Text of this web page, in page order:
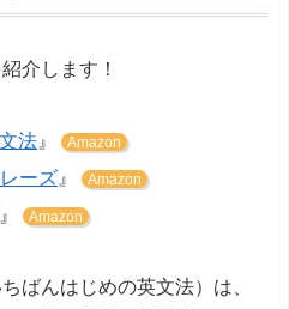
介します！
法 』 Amazon
ーズ 』 Amazon
』 Amazon
ばんはじめの英文法）は、